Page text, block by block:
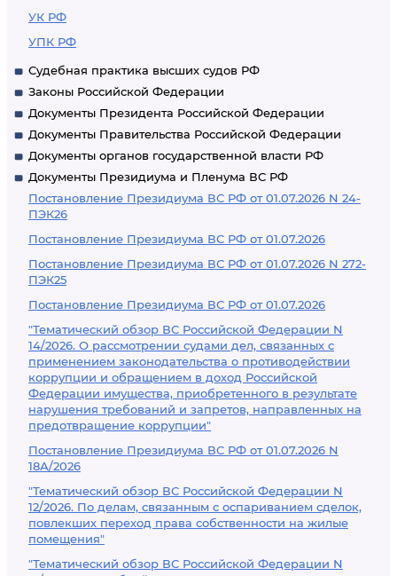
УК РФ
УПК РФ
Судебная практика высших судов РФ
Законы Российской Федерации
Документы Президента Российской Федерации
Документы Правительства Российской Федерации
Документы органов государственной власти РФ
Документы Президиума и Пленума ВС РФ
Постановление Президиума ВС РФ от 01.07.2026 N 24-
ПЭК26
Постановление Президиума ВС РФ от 01.07.2026
Постановление Президиума ВС РФ от 01.07.2026 N 272-
ПЭК25
Постановление Президиума ВС РФ от 01.07.2026
"Тематический обзор ВС Российской Федерации N
14/2026. О рассмотрении судами дел, связанных с
применением законодательства о противодействии
коррупции и обращением в доход Российской
Федерации имущества, приобретенного в результате
нарушения требований и запретов, направленных на
предотвращение коррупции"
Постановление Президиума ВС РФ от 01.07.2026 N
18А/2026
"Тематический обзор ВС Российской Федерации N
12/2026. По делам, связанным с оспариванием сделок,
повлекших переход права собственности на жилые
помещения"
"Тематический обзор ВС Российской Федерации N